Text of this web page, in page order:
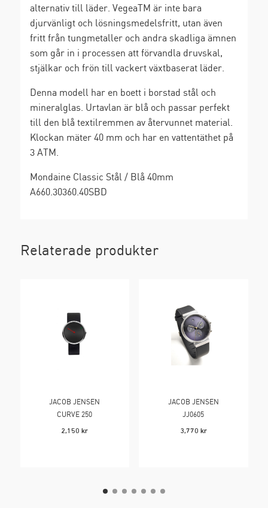
alternativ till läder. VegeaTM är inte bara
djurvänligt och lösningsmedelsfritt, utan även
fritt från tungmetaller och andra skadliga ämnen
som går in i processen att förvandla druvskal,
stjälkar och frön till vackert växtbaserat läder.
Denna modell har en boett i borstad stål och
mineralglas. Urtavlan är blå och passar perfekt
till den blå textilremmen av återvunnet material.
Klockan mäter 40 mm och har en vattentäthet på
3 ATM.
Mondaine Classic Stål / Blå 40mm
A660.30360.40SBD
Relaterade produkter
JACOB JENSEN
CURVE 250
2,150 kr
JACOB JENSEN
JJ0605
3,770 kr